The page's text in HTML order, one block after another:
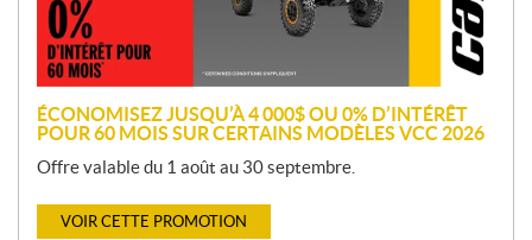
o
n
ÉCONOMISEZ JUSQU’À 4 000$ OU 0% D’INTÉRÊT
POUR 60 MOIS SUR CERTAINS MODÈLES VCC 2026
Offre valable du 1 août au 30 septembre.
VOIR CETTE PROMOTION